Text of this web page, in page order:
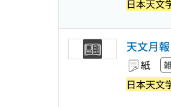
日本天文
天文月
紙
日本天文